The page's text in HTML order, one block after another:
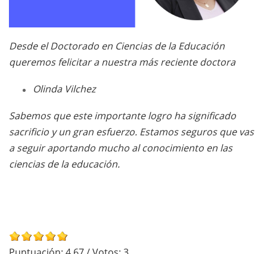
Desde el Doctorado en Ciencias de la Educación
queremos felicitar a nuestra más reciente doctora
Olinda Vilchez
Sabemos que este importante logro ha significado
sacrificio y un gran esfuerzo. Estamos seguros que vas
a seguir aportando mucho al conocimiento en las
ciencias de la educación.